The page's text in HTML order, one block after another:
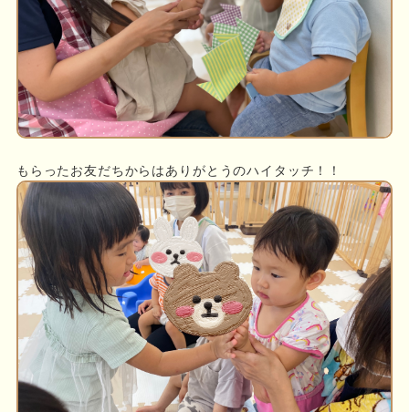
もらったお友だちからはありがとうのハイタッチ！！